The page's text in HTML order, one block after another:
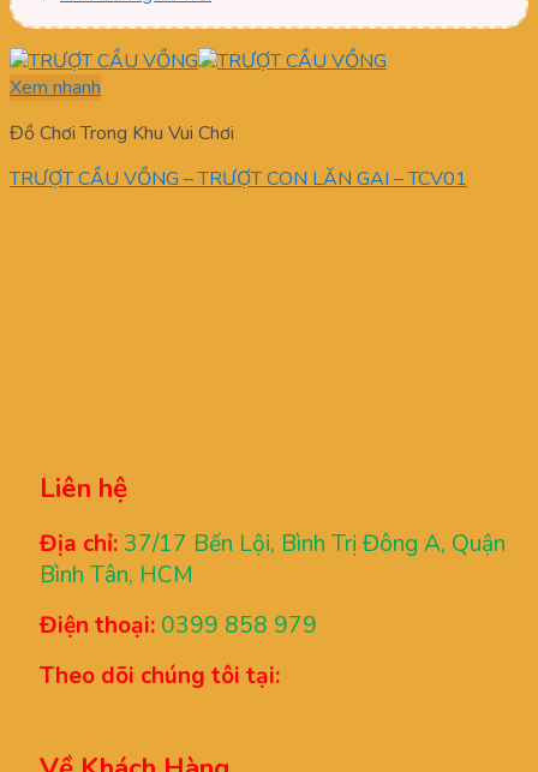
Xem nhanh
Đồ Chơi Trong Khu Vui Chơi
TRƯỢT CẦU VỒNG – TRƯỢT CON LĂN GAI – TCV01
Liên hệ
Địa chỉ: 37/17 Bến Lội, Bình Trị Đông A, Quận
Bình Tân, HCM
Điện thoại: 0399 858 979
Theo dõi chúng tôi tại: